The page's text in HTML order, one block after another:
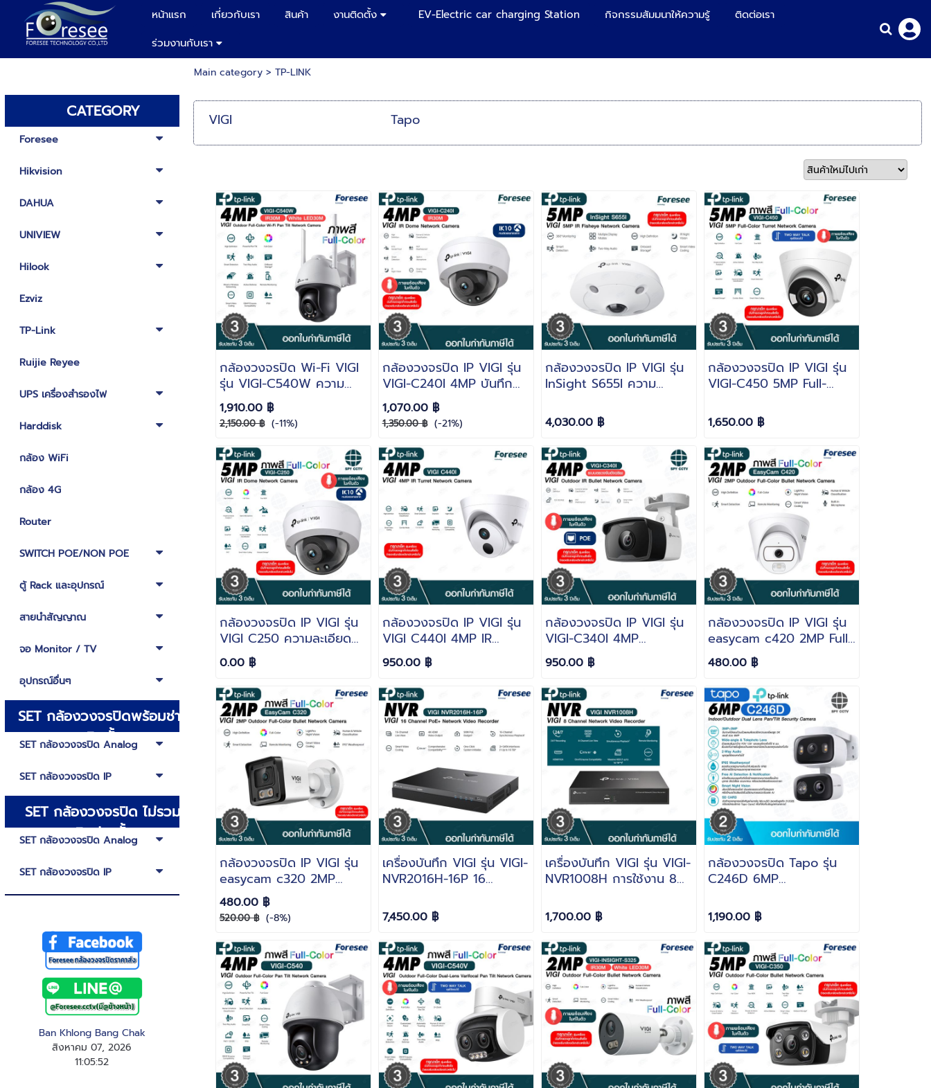
หน้าแรก เกี่ยวกับเรา สินค้า งานติดตั้ง EV-Electric car charging Station กิจกรรมสัมมนาให้ความรู้
ติดต่อเรา
ร่วมงานกับเรา
CATEGORY
Foresee
Hikvision
DAHUA
UNIVIEW
Hilook
Ezviz
TP-Link
Ruijie Reyee
UPS เครื่องสำรองไฟ
Harddisk
กล้อง WiFi
กล้อง 4G
Router
SWITCH POE/NON POE
ตู้ Rack และอุปกรณ์
สายนำสัญญาณ
จอ Monitor / TV
อุปกรณ์อื่นๆ
SET กล้องวงจรปิดพร้อมช่าง
ติดตั้ง
SET กล้องวงจรปิด Analog
SET กล้องวงจรปิด IP
SET กล้องวงจรปิด ไม่รวม
ติดช่างตั้ง
SET กล้องวงจรปิด Analog
SET กล้องวงจรปิด IP
Ban Khlong Bang Chak
สิงหาคม 07, 2026
11:05:53
Main category> TP-LINK
VIGI Tapo
กล้องวงจรปิด Wi-Fi VIGI
รุ่น VIGI-C540W ความ
ละเอียด 4MP ภาพสี FULL
COLOR บันทึกภาพพร้อม
เสียง ไมค์ในตัว
1,910.00 ฿
2,150.00 ฿ (-11%)
กล้องวงจรปิด IP VIGI รุ่น
VIGI-C240I 4MP บันทึก
ภาพพร้อมเสียง ไมค์ในตัว
1,070.00 ฿
1,350.00 ฿ (-21%)
กล้องวงจรปิด IP VIGI รุ่น
InSight S655I ความ
Network Camera
4,030.00 ฿
กล้องวงจรปิด IP VIGI รุ่น
VIGI-C450 5MP Full-
Camera
1,650.00 ฿
กล้องวงจรปิด IP VIGI รุ่น
VIGI C250 ความละเอียด
5MP Full-Color Dome
Network Camera
0.00 ฿
กล้องวงจรปิด IP VIGI รุ่น
VIGI C440I 4MP IR
Turret Network Camera
950.00 ฿
กล้องวงจรปิด IP VIGI รุ่น
VIGI-C340I 4MP
Outdoor IR Bullet
Network Camera บันทึก
ภาพพร้อมเสียง ไมค์ในตัว
950.00 ฿
กล้องวงจรปิด IP VIGI รุ่น
easycam c420 2MP Full-
Color Turret Network
Camera
480.00 ฿
กล้องวงจรปิด IP VIGI รุ่น
easycam c320 2MP
Outdoor Full-Color
Bullet Network Camera
480.00 ฿
520.00 ฿ (-8%)
เครื่องบันทึก VIGI รุ่น VIGI-
NVR2016H-16P 16
Video Recorder
7,450.00 ฿
เครื่องบันทึก VIGI รุ่น VIGI-
NVR1008H การใช้งาน 8
Audio H.265+
1,700.00 ฿
กล้องวงจรปิด Tapo รุ่น
C246D 6MP
Lens Pan/Tilt Security
Camera คุยโต้ตอบได้
1,190.00 ฿